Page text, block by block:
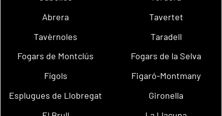
Abrera
Tavertet
Tavèrnoles
Taradell
Fogars de Montclús
Fogars de la Selva
Fígols
Figaró-Montmany
Esplugues de Llobregat
Gironella